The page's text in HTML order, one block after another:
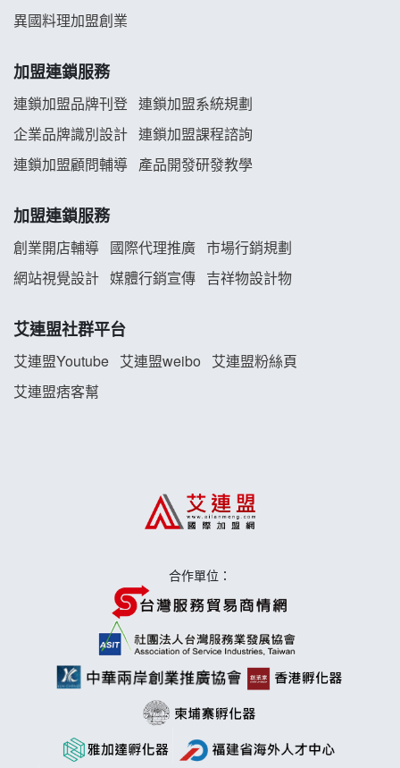
義氣豐發雞加盟說明會
Mr.Wish加盟說明會
雞咕雞咕加盟說明會
TEA TOP加盟說明會
珍好味臭臭鍋加盟說明會
藍象廷泰式火鍋加盟說明會
日十。早午食加盟說明會
莫尼早餐Morni加盟說明會
異國料理加盟創業
加盟連鎖服務
連鎖加盟品牌刊登 連鎖加盟系統規劃
企業品牌識別設計 連鎖加盟課程諮詢
連鎖加盟顧問輔導 產品開發研發教學
加盟連鎖服務
創業開店輔導 國際代理推廣 市場行銷規劃
網站視覺設計 媒體行銷宣傳 吉祥物設計物
艾連盟社群平台
艾連盟Youtube 艾連盟weibo
艾連盟粉絲頁
艾連盟痞客幫
合作單位：